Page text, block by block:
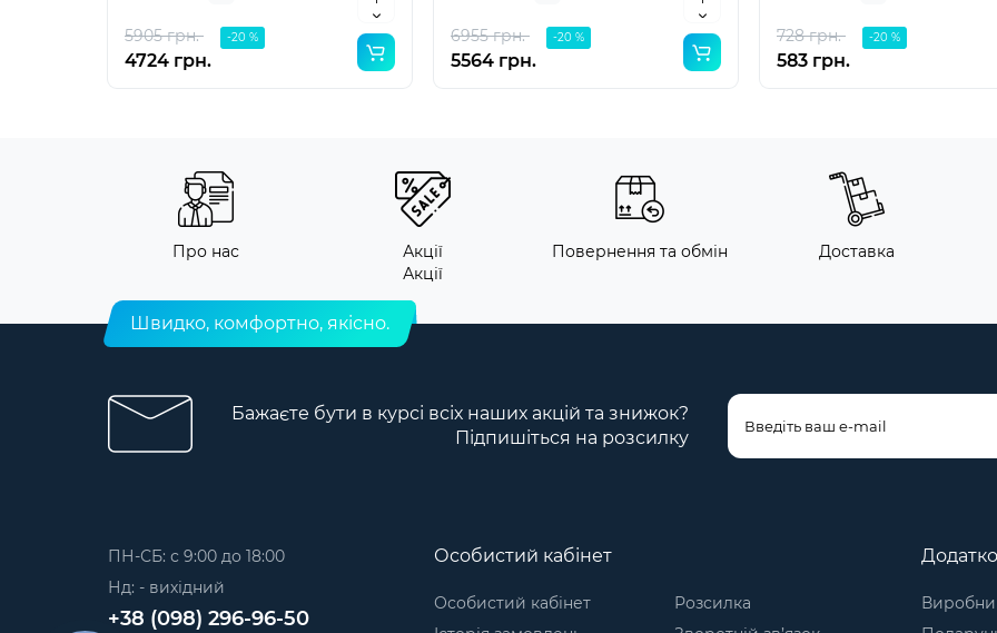
5905 грн. -20 %
4724 грн.
6955 грн. -20 %
5564 грн.
728 грн. -20 %
583 грн.
Про нас
Акції
Акції
Повернення та обмін Доставка
Швидко, комфортно, якісно.
Бажаєте бути в курсі всіх наших акцій та знижок?
Підпишіться на розсилку
ПН-СБ: с 9:00 до 18:00
Нд: - вихідний
+38 (098) 296-96-50
Особистий кабінет
Особистий кабінет
Розсилка